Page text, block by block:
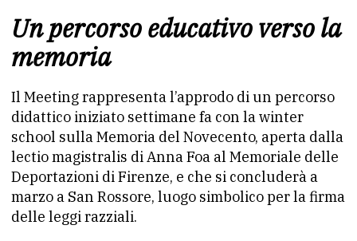
Un percorso educativo verso la
memoria
Il Meeting rappresenta l’approdo di un percorso
didattico iniziato settimane fa con la winter
school sulla Memoria del Novecento, aperta dalla
lectio magistralis di Anna Foa al Memoriale delle
Deportazioni di Firenze, e che si concluderà a
marzo a San Rossore, luogo simbolico per la firma
delle leggi razziali.